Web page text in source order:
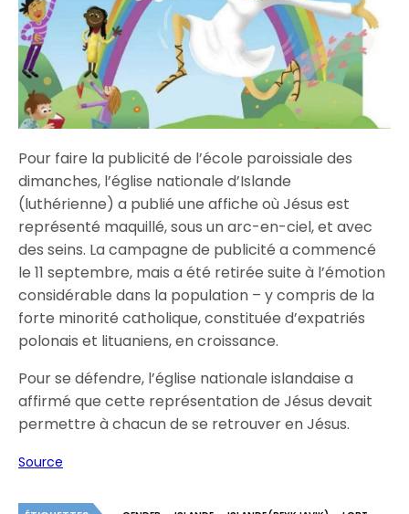
Pour faire la publicité de l’école paroissiale des
dimanches, l’église nationale d’Islande
(luthérienne) a publié une affiche où Jésus est
représenté maquillé, sous un arc-en-ciel, et avec
des seins. La campagne de publicité a commencé
le 11 septembre, mais a été retirée suite à l’émotion
considérable dans la population – y compris de la
forte minorité catholique, constituée d’expatriés
polonais et lituaniens, en croissance.
Pour se défendre, l’église nationale islandaise a
affirmé que cette représentation de Jésus devait
permettre à chacun de se retrouver en Jésus.
Source